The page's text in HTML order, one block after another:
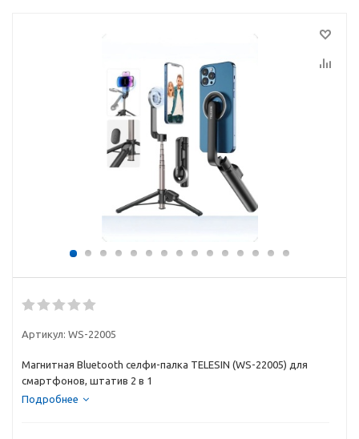
Артикул: WS-22005
Магнитная Bluetooth селфи-палка TELESIN (WS-22005) для
смартфонов, штатив 2 в 1
Подробнее